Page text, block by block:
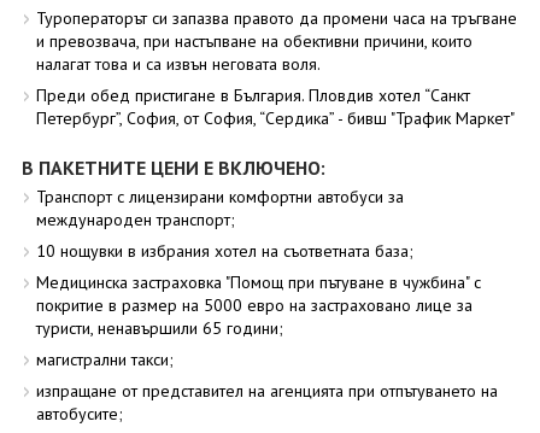
Туроператорът си запазва правото да промени часа на тръгване
и превозвача, при настъпване на обективни причини, които
налагат това и са извън неговата воля.
Преди обед пристигане в България. Пловдив хотел “Санкт
Петербург”, София, от София, “Сердика” - бивш "Трафик Маркет"
В ПАКЕТНИТЕ ЦЕНИ Е ВКЛЮЧЕНО:
Транспорт с лицензирани комфортни автобуси за
международен транспорт;
10 нощувки в избрания хотел на съответната база;
Медицинска застраховка "Помощ при пътуване в чужбина" с
покритие в размер на 5000 евро на застраховано лице за
туристи, ненавършили 65 години;
магистрални такси;
изпращане от представител на агенцията при отпътуването на
автобусите;